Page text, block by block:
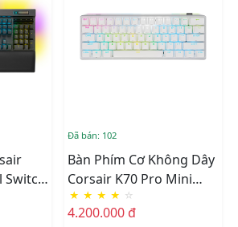
Switch
Đã bán: 102
Bàn Phím Cơ Không Dây
Corsair K70 Pro Mini
RGB White MX SPEED
CH-9189114-NA
★ ★ ★ ★ ☆
4.200.000 đ